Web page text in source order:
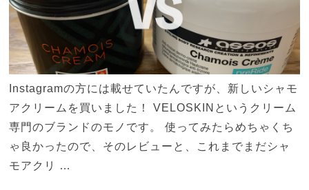
Instagramの方には載せていたんですが、新しいシャモ
アクリームを買いました！ VELOSKINというクリーム
専門のブランドのモノです。 使ってみたらめちゃくち
ゃ良かったので、そのレビューと、これまでまだシャ
モアクリ …